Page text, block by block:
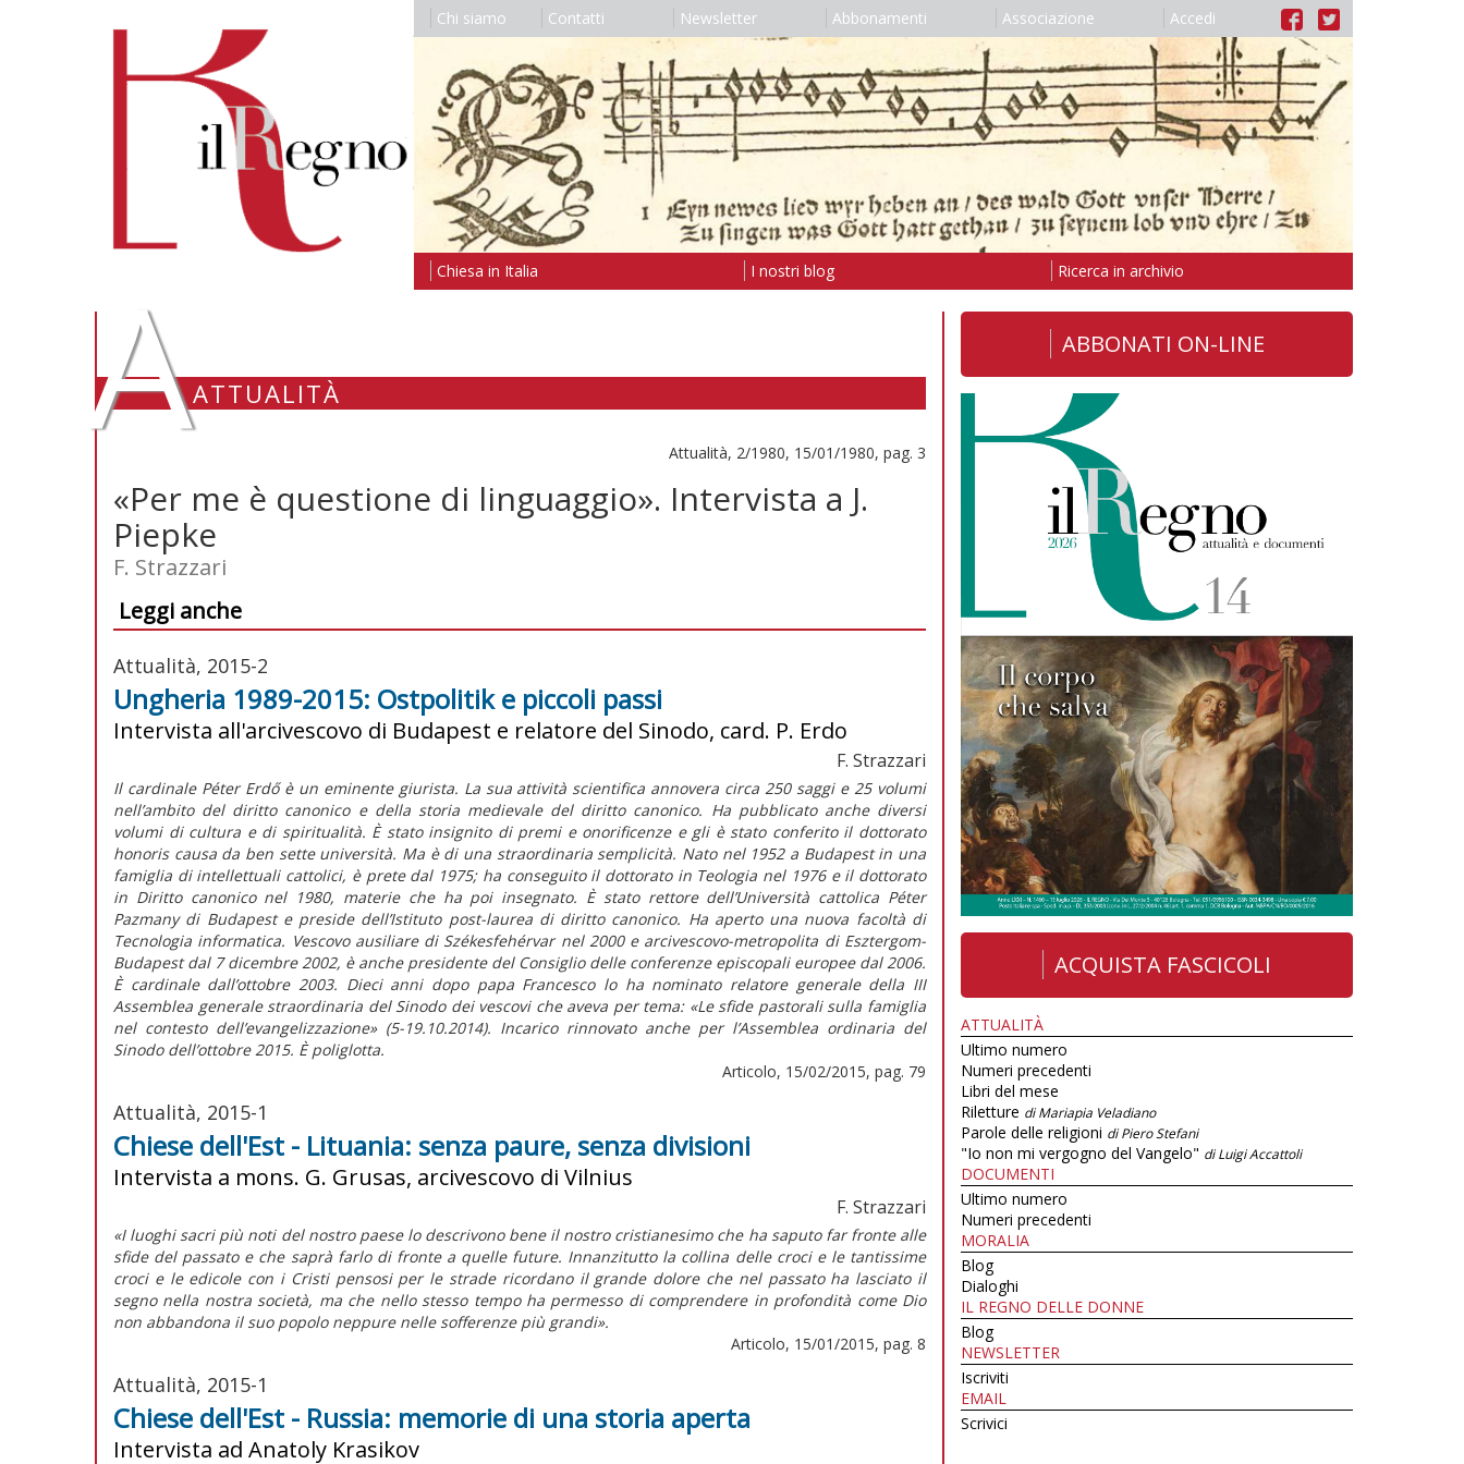
Chi siamo Contatti Newsletter Abbonamenti Associazione Accedi
Chiesa in Italia I nostri blog Ricerca in archivio
AATTUALITÀ
Attualità, 2/1980, 15/01/1980, pag. 3
«Per me è questione di linguaggio». Intervista a J.
Piepke
F. Strazzari
Leggi anche
Attualità, 2015-2
Ungheria 1989-2015: Ostpolitik e piccoli passi
Intervista all'arcivescovo di Budapest e relatore del Sinodo, card. P. Erdo
F. Strazzari
Il cardinale Péter Erdő è un eminente giurista. La sua attività scientifica annovera circa 250 saggi e 25 volumi
nell’ambito del diritto canonico e della storia medievale del diritto canonico. Ha pubblicato anche diversi
volumi di cultura e di spiritualità. È stato insignito di premi e onorificenze e gli è stato conferito il dottorato
honoris causa da ben sette università. Ma è di una straordinaria semplicità. Nato nel 1952 a Budapest in una
famiglia di intellettuali cattolici, è prete dal 1975; ha conseguito il dottorato in Teologia nel 1976 e il dottorato
in Diritto canonico nel 1980, materie che ha poi insegnato. È stato rettore dell’Università cattolica Péter
Pazmany di Budapest e preside dell’Istituto post-laurea di diritto canonico. Ha aperto una nuova facoltà di
Tecnologia informatica. Vescovo ausiliare di Székesfehérvar nel 2000 e arcivescovo-metropolita di Esztergom-
Budapest dal 7 dicembre 2002, è anche presidente del Consiglio delle conferenze episcopali europee dal 2006.
È cardinale dall’ottobre 2003. Dieci anni dopo papa Francesco lo ha nominato relatore generale della III
Assemblea generale straordinaria del Sinodo dei vescovi che aveva per tema: «Le sfide pastorali sulla famiglia
nel contesto dell’evangelizzazione» (5-19.10.2014). Incarico rinnovato anche per l’Assemblea ordinaria del
Sinodo dell’ottobre 2015. È poliglotta.
Articolo, 15/02/2015, pag. 79
Attualità, 2015-1
Chiese dell'Est - Lituania: senza paure, senza divisioni
Intervista a mons. G. Grusas, arcivescovo di Vilnius
F. Strazzari
«I luoghi sacri più noti del nostro paese lo descrivono bene il nostro cristianesimo che ha saputo far fronte alle
sfide del passato e che saprà farlo di fronte a quelle future. Innanzitutto la collina delle croci e le tantissime
croci e le edicole con i Cristi pensosi per le strade ricordano il grande dolore che nel passato ha lasciato il
segno nella nostra società, ma che nello stesso tempo ha permesso di comprendere in profondità come Dio
non abbandona il suo popolo neppure nelle sofferenze più grandi».
Articolo, 15/01/2015, pag. 8
Attualità, 2015-1
Chiese dell'Est - Russia: memorie di una storia aperta
Intervista ad Anatoly Krasikov
ABBONATI ON-LINE
ACQUISTA FASCICOLI
ATTUALITÀ
Ultimo numero
Numeri precedenti
Libri del mese
Riletture di Mariapia Veladiano
Parole delle religioni di Piero Stefani
"Io non mi vergogno del Vangelo" di Luigi Accattoli
DOCUMENTI
Ultimo numero
Numeri precedenti
MORALIA
Blog
Dialoghi
IL REGNO DELLE DONNE
Blog
NEWSLETTER
Iscriviti
EMAIL
Scrivici